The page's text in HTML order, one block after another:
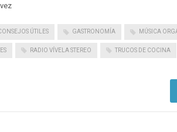
ÚTILES GASTRONOMÍA MÚSICA
RADIO VÍVELA STEREO TRUCOS DE COCINA